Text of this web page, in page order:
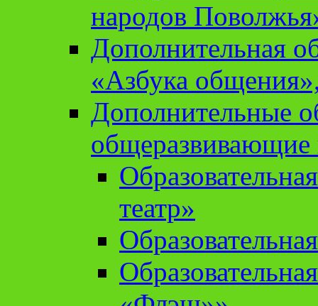
народов
Дополнительная
«Азбука
Дополнительные
театр»